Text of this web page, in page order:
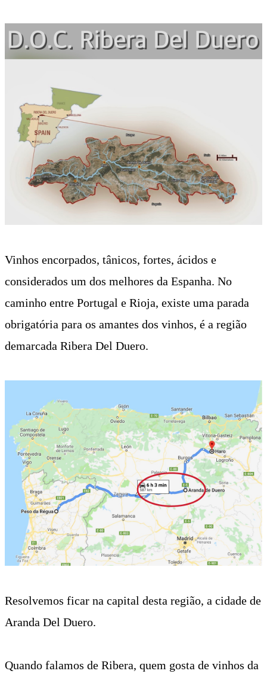
Vinhos encorpados, tânicos, fortes, ácidos e
considerados um dos melhores da Espanha. No
caminho entre Portugal e Rioja, existe uma parada
obrigatória para os amantes dos vinhos, é a região
demarcada Ribera Del Duero.
Resolvemos ficar na capital desta região, a cidade de
Aranda Del Duero.
Quando falamos de Ribera, quem gosta de vinhos da